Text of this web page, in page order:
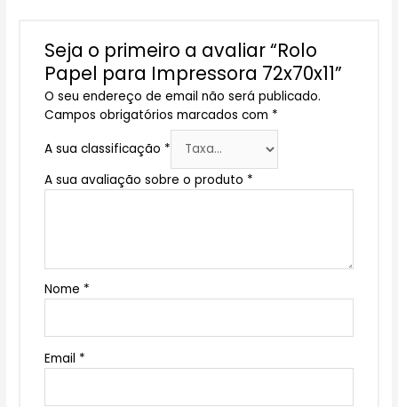
Seja o primeiro a avaliar “Rolo
Papel para Impressora 72x70x11”
O seu endereço de email não será publicado.
Campos obrigatórios marcados com *
A sua classificação *
A sua avaliação sobre o produto *
Nome *
Email *